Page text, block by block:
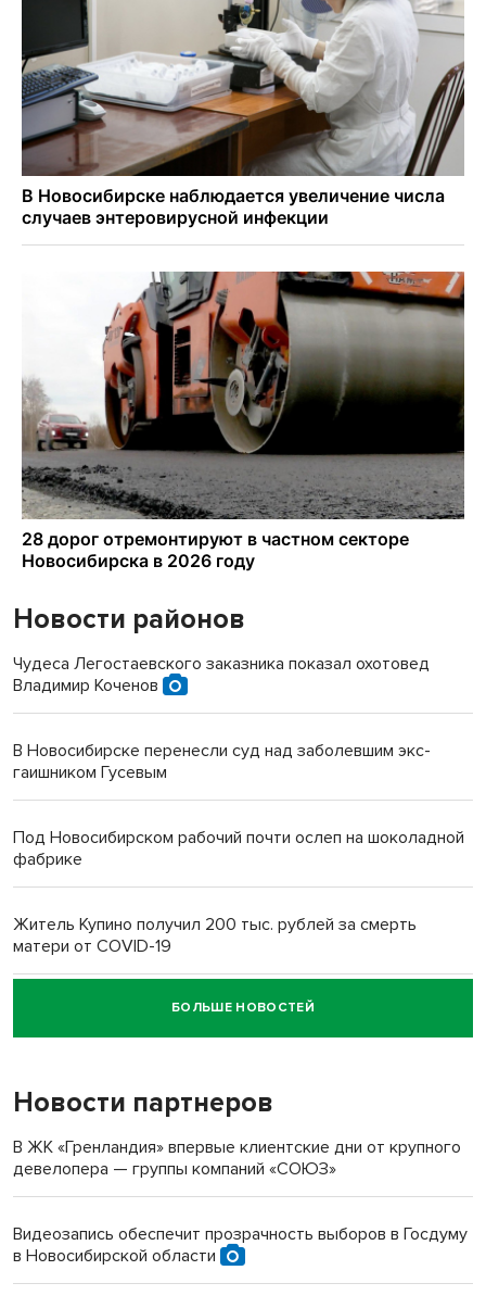
Новости районов
Чудеса Легостаевского заказника показал охотовед
Владимир Коченов
В Новосибирске перенесли суд над заболевшим экс-
гаишником Гусевым
Под Новосибирском рабочий почти ослеп на шоколадной
фабрике
Житель Купино получил 200 тыс. рублей за смерть
матери от COVID-19
Новосибирский суд наказал водителя за смерть
пенсионерки на вокзале
«Мы живём на пастбище!»: в новосибирском селе лошади
терроризируют жителей
Инвалид получил условный срок за избиение врачей
Новосибирский преподаватель с женой вошли в топ-16
БОЛЬШЕ НОВОСТЕЙ
Новости партнеров
В ЖК «Гренландия» впервые клиентские дни от крупного
девелопера — группы компаний «СОЮЗ»
Видеозапись обеспечит прозрачность выборов в Госдуму
в Новосибирской области